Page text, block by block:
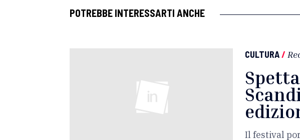
POTREBBE INTERESSARTI ANCHE
CULTURA/
Il festival